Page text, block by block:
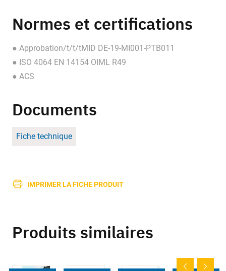
Normes et certifications
● Approbation/t/t/tMID DE-19-MI001-PTB011
● ISO 4064 EN 14154 OIML R49
● ACS
Documents
Fiche technique
IMPRIMER LA FICHE PRODUIT
Produits similaires